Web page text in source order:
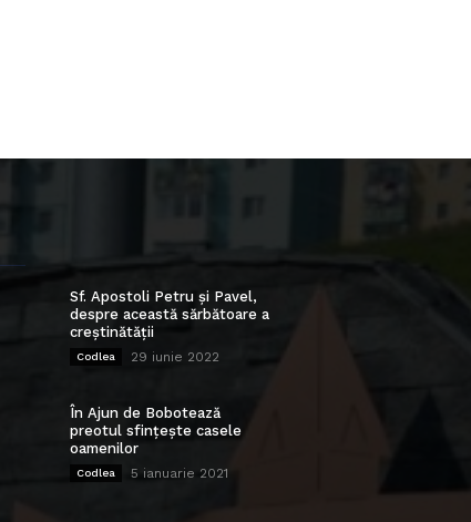
Sf. Apostoli Petru și Pavel,
despre această sărbătoare a
creștinătății
Codlea 29 iunie 2022
În Ajun de Bobotează
preotul sfințește casele
oamenilor
Codlea 5 ianuarie 2021